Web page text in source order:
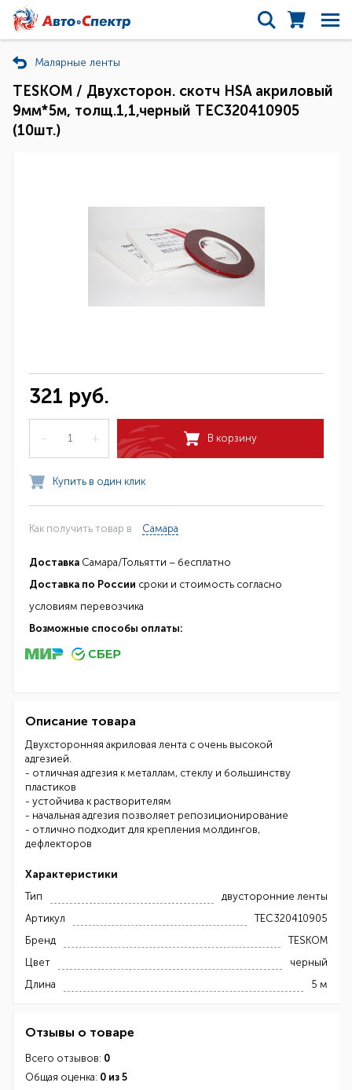
Малярные ленты
TESKOM / Двухсторон. скотч HSA акриловый
9мм*5м, толщ.1,1,черный ТЕС320410905
(10шт.)
321 руб.
– + В корзину
Купить в один клик
Как получить товар в Самара
Доставка Самара/Тольятти – бесплатно
Доставка по России сроки и стоимость согласно
условиям перевозчика
Возможные способы оплаты:
Описание товара
Двухсторонняя акриловая лента с очень высокой
адгезией.
- отличная адгезия к металлам, стеклу и большинству
пластиков
- устойчива к растворителям
- начальная адгезия позволяет репозиционирование
- отлично подходит для крепления молдингов,
дефлекторов
Характеристики
Тип
двусторонние ленты
Артикул
TEC320410905
Бренд
TESKOM
Цвет
черный
Длина
5 м
Отзывы о товаре
Всего отзывов: 0
Общая оценка: 0 из 5